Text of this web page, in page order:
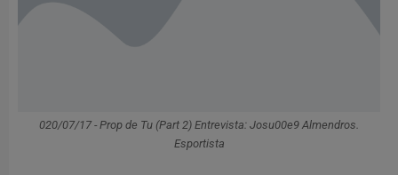
020/07/17 - Prop de Tu (Part 2) Entrevista: Josu00e9 Almendros.
Esportista